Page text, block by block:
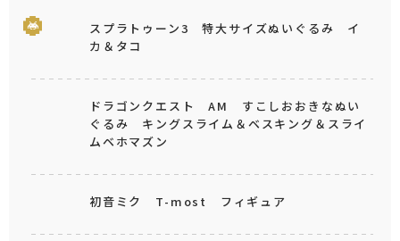
スプラトゥーン3 特大サイズぬいぐるみ イ
カ＆タコ
ドラゴンクエスト AM すこしおおきなぬい
ぐるみ キングスライム＆ベスキング＆スライ
ムベホマズン
初音ミク T-most フィギュア